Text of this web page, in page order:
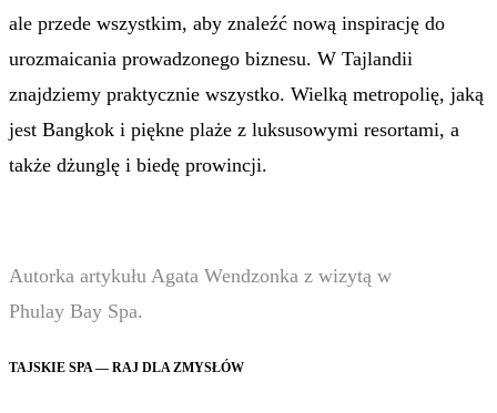
ale przede wszystkim, aby znaleźć nową inspirację do
urozmaicania prowadzonego biznesu. W Tajlandii
znajdziemy praktycznie wszystko. Wielką metropolię, jaką
jest Bangkok i piękne plaże z luksusowymi resortami, a
także dżunglę i biedę prowincji.
Autorka artykułu Agata Wendzonka z wizytą w
Phulay Bay Spa.
TAJSKIE SPA — RAJ DLA ZMYSŁÓW